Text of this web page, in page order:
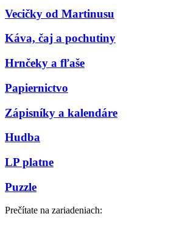
Vecičky od Martinusu
Káva, čaj a pochutiny
Hrnčeky a fľaše
Papiernictvo
Zápisníky a kalendáre
Hudba
LP platne
Puzzle
Prečítate na zariadeniach: